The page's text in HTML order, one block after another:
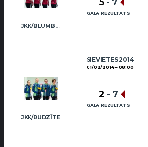
JKK/BLUMBERGA-BĒRZIŅA
5 - 7
GALA REZULTĀTS
SIEVIETES 2014
01/02/2014 08:00
JKK/RUDZĪTE
2 - 7
GALA REZULTĀTS